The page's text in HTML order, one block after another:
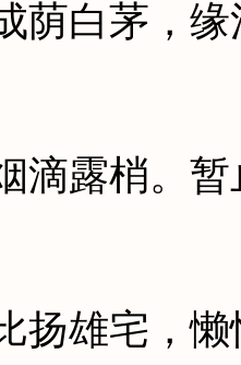
白茅，缘
露梢。暂
雄宅，懒